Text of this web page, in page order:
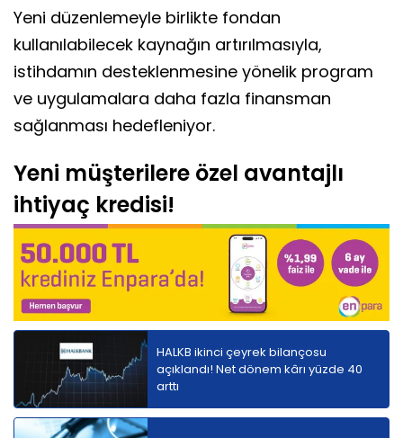
Yeni düzenlemeyle birlikte fondan
kullanılabilecek kaynağın artırılmasıyla,
istihdamın desteklenmesine yönelik program
ve uygulamalara daha fazla finansman
sağlanması hedefleniyor.
Yeni müşterilere özel avantajlı
ihtiyaç kredisi!
HALKB ikinci çeyrek bilançosu
açıklandı! Net dönem kârı yüzde 40
arttı